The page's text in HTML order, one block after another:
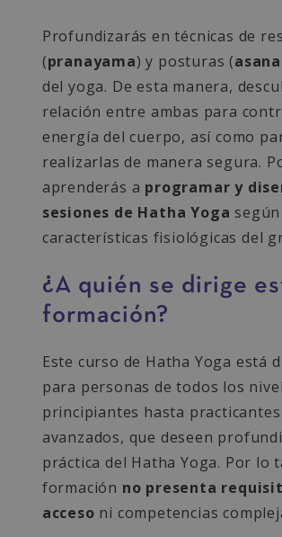
Profundizarás en técnicas de
(pranayama) y posturas (
del yoga. De esta manera,
relación entre ambas para
energía del cuerpo, así como
realizarlas de manera segura.
aprenderás a programar y
sesiones de Hatha Yoga
características fisiológicas del
¿A quién se dirige
formación?
Este curso de Hatha Yoga está
para personas de todos los
principiantes hasta practicantes
avanzados, que deseen
práctica del Hatha Yoga. Por lo
formación no presenta
acceso ni competencias